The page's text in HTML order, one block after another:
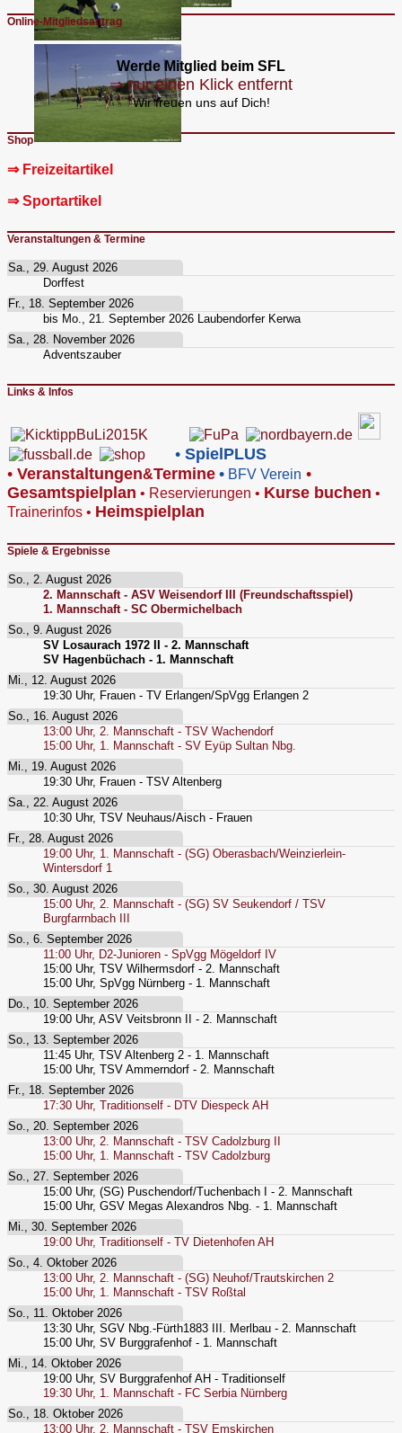
Online-Mitgliedsantrag
Werde Mitglied beim SFL
⇒ nur einen Klick entfernt
Wir freuen uns auf Dich!
Shop
⇒ Freizeitartikel
⇒ Sportartikel
Veranstaltungen & Termine
Sa., 29. August 2026
Dorffest
Fr., 18. September 2026
bis Mo., 21. September 2026
Laubendorfer Kerwa
Sa., 28. November 2026
Adventszauber
Links & Infos
• SpielPLUS
• Veranstaltungen&Termine • BFV Verein •
Gesamtspielplan • Reservierungen • Kurse buchen •
Trainerinfos • Heimspielplan
Spiele & Ergebnisse
So., 2. August 2026
2. Mannschaft - ASV Weisendorf III (Freundschaftsspiel)
1. Mannschaft - SC Obermichelbach
So., 9. August 2026
SV Losaurach 1972 II - 2. Mannschaft
SV Hagenbüchach - 1. Mannschaft
Mi., 12. August 2026
19:30 Uhr, Frauen - TV Erlangen/SpVgg Erlangen 2
So., 16. August 2026
13:00 Uhr, 2. Mannschaft - TSV Wachendorf
15:00 Uhr, 1. Mannschaft - SV Eyüp Sultan Nbg.
Mi., 19. August 2026
19:30 Uhr, Frauen - TSV Altenberg
Sa., 22. August 2026
10:30 Uhr, TSV Neuhaus/Aisch - Frauen
Fr., 28. August 2026
19:00 Uhr, 1. Mannschaft - (SG) Oberasbach/Weinzierlein-
Wintersdorf 1
So., 30. August 2026
15:00 Uhr, 2. Mannschaft - (SG) SV Seukendorf / TSV
Burgfarrnbach III
So., 6. September 2026
11:00 Uhr, D2-Junioren - SpVgg Mögeldorf IV
15:00 Uhr, TSV Wilhermsdorf - 2. Mannschaft
15:00 Uhr, SpVgg Nürnberg - 1. Mannschaft
Do., 10. September 2026
19:00 Uhr, ASV Veitsbronn II - 2. Mannschaft
So., 13. September 2026
11:45 Uhr, TSV Altenberg 2 - 1. Mannschaft
15:00 Uhr, TSV Ammerndorf - 2. Mannschaft
Fr., 18. September 2026
17:30 Uhr, Traditionself - DTV Diespeck AH
So., 20. September 2026
13:00 Uhr, 2. Mannschaft - TSV Cadolzburg II
15:00 Uhr, 1. Mannschaft - TSV Cadolzburg
So., 27. September 2026
15:00 Uhr, (SG) Puschendorf/Tuchenbach I - 2. Mannschaft
15:00 Uhr, GSV Megas Alexandros Nbg. - 1. Mannschaft
Mi., 30. September 2026
19:00 Uhr, Traditionself - TV Dietenhofen AH
So., 4. Oktober 2026
13:00 Uhr, 2. Mannschaft - (SG) Neuhof/Trautskirchen 2
15:00 Uhr, 1. Mannschaft - TSV Roßtal
So., 11. Oktober 2026
13:30 Uhr, SGV Nbg.-Fürth1883 III. Merlbau - 2. Mannschaft
15:00 Uhr, SV Burggrafenhof - 1. Mannschaft
Mi., 14. Oktober 2026
19:00 Uhr, SV Burggrafenhof AH - Traditionself
19:30 Uhr, 1. Mannschaft - FC Serbia Nürnberg
So., 18. Oktober 2026
13:00 Uhr, 2. Mannschaft - TSV Emskirchen